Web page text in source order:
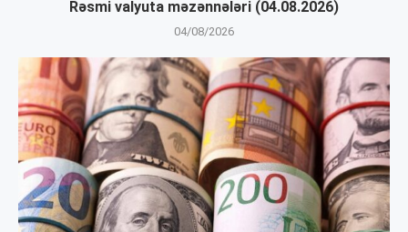
Rəsmi valyuta məzənnələri (04.08.2026)
04/08/2026